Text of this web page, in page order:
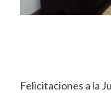
Felicitaciones a la